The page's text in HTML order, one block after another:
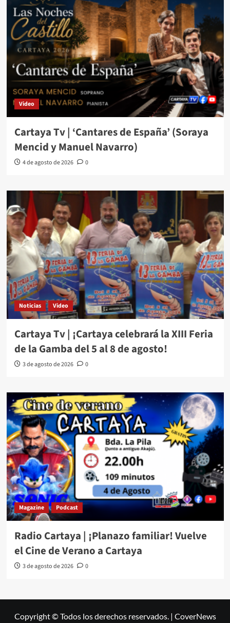
Video
Cartaya Tv | ‘Cantares de España’ (Soraya
Mencid y Manuel Navarro)
4 de agosto de 2026 0
Noticias Video
Cartaya Tv | ¡Cartaya celebrará la XIII Feria
de la Gamba del 5 al 8 de agosto!
3 de agosto de 2026 0
Magazine Podcast
Radio Cartaya | ¡Planazo familiar! Vuelve
el Cine de Verano a Cartaya
3 de agosto de 2026 0
Copyright © Todos los derechos reservados. | CoverNews